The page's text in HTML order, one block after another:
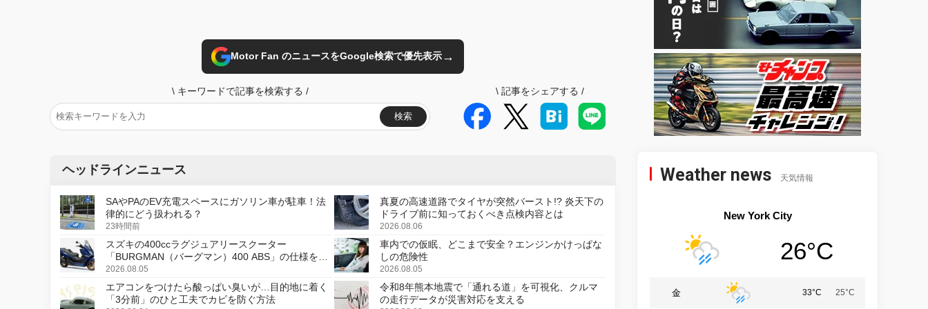
Motor Fan のニュースをGoogle検索で優先表示→
\ キーワードで記事を検索する /
検索
\ 記事をシェアする /
ヘッドラインニュース
SAやPAのEV充電スペースにガソリン車が駐車！法
律的にどう扱われる？
23時間前
真夏の高速道路でタイヤが突然バースト!? 炎天下の
ドライブ前に知っておくべき点検内容とは
2026.08.06
スズキの400ccラグジュアリースクーター
「BURGMAN（バーグマン）400 ABS」の仕様を変
更し、8月18日に発売
2026.08.05
車内での仮眠、どこまで安全？エンジンかけっぱな
しの危険性
2026.08.05
エアコンをつけたら酸っぱい臭いが…目的地に着く
「3分前」のひと工夫でカビを防ぐ方法
令和8年熊本地震で「通れる道」を可視化、クルマ
の走行データが災害対応を支える
Weather news 天気情報
New York City
26°C
金 33°C 25°C